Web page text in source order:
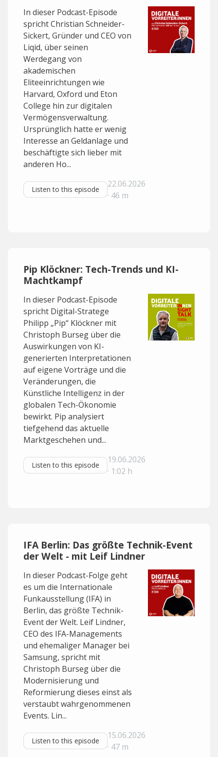
In dieser Podcast-Episode
spricht Christian Schneider-
Sickert, Gründer und CEO von
Liqid, über seinen
Werdegang von
akademischen
Eliteeinrichtungen wie
Harvard, Oxford und Eton
College hin zur digitalen
Vermögensverwaltung.
Ursprünglich hatte er wenig
Interesse an Geldanlage und
beschäftigte sich lieber mit
anderen Ho...
Listen to this episode
22.06.2026
· 46 m
Pip Klöckner: Tech-Trends und KI-
Machtkampf
In dieser Podcast-Episode
spricht Digital-Stratege
Philipp „Pip“ Klöckner mit
Christoph Burseg über die
Auswirkungen von KI-
generierten Interpretationen
auf eigene Vorträge und die
Veränderungen, die
Künstliche Intelligenz in der
globalen Tech-Ökonomie
bewirkt. Pip analysiert
tiefgehend das aktuelle
Marktgeschehen und...
Listen to this episode
19.06.2026
· 1:02 h
IFA Berlin: Das größte Technik-Event
der Welt - mit Leif Lindner
In dieser Podcast-Folge geht
es um die Internationale
Funkausstellung (IFA) in
Berlin, das größte Technik-
Event der Welt. Leif Lindner,
CEO des IFA-Managements
und ehemaliger Manager bei
Samsung, spricht mit
Christoph Burseg über die
Modernisierung und
Reformierung dieses einst als
verstaubt wahrgenommenen
Events. Lin...
Listen to this episode
15.06.2026
· 47 m